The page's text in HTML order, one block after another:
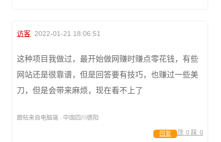
访客 2022-01-21 18:06:51
这种项目我做过，最开始做网赚时赚点零花钱，有些
网站还是很靠谱，但是回答要有技巧，也赚过一些美
刀，但是会带来麻烦，现在看不上了
跟帖来自电脑端 · 中国四川德阳
顶: 0 踩: 0
回复